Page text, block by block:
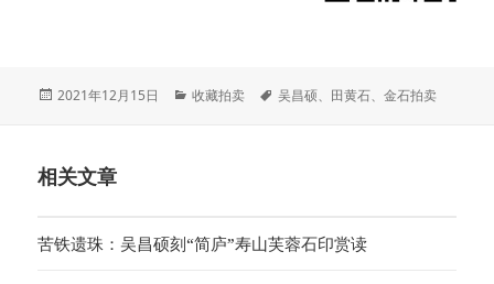
发
2021年12月15日
分
收藏拍卖
标
吴昌硕、 田黄石、金石拍卖
相关文章
苦铁遗珠：吴昌硕刻“简庐”寿山芙蓉石印赏读